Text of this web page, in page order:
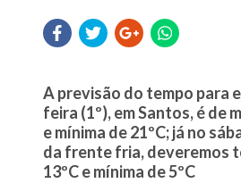
A previsão do tempo para
feira (1º), em Santos, é de
e mínima de 21ºC; já no
da frente fria, deveremos
13ºC e mínima de 5ºC